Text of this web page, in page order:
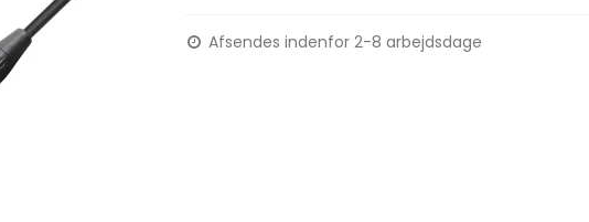
Afsendes indenfor 2-8 arbejdsdage